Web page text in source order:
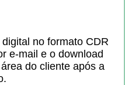
no formato CDR
e-mail e o download
do cliente após a